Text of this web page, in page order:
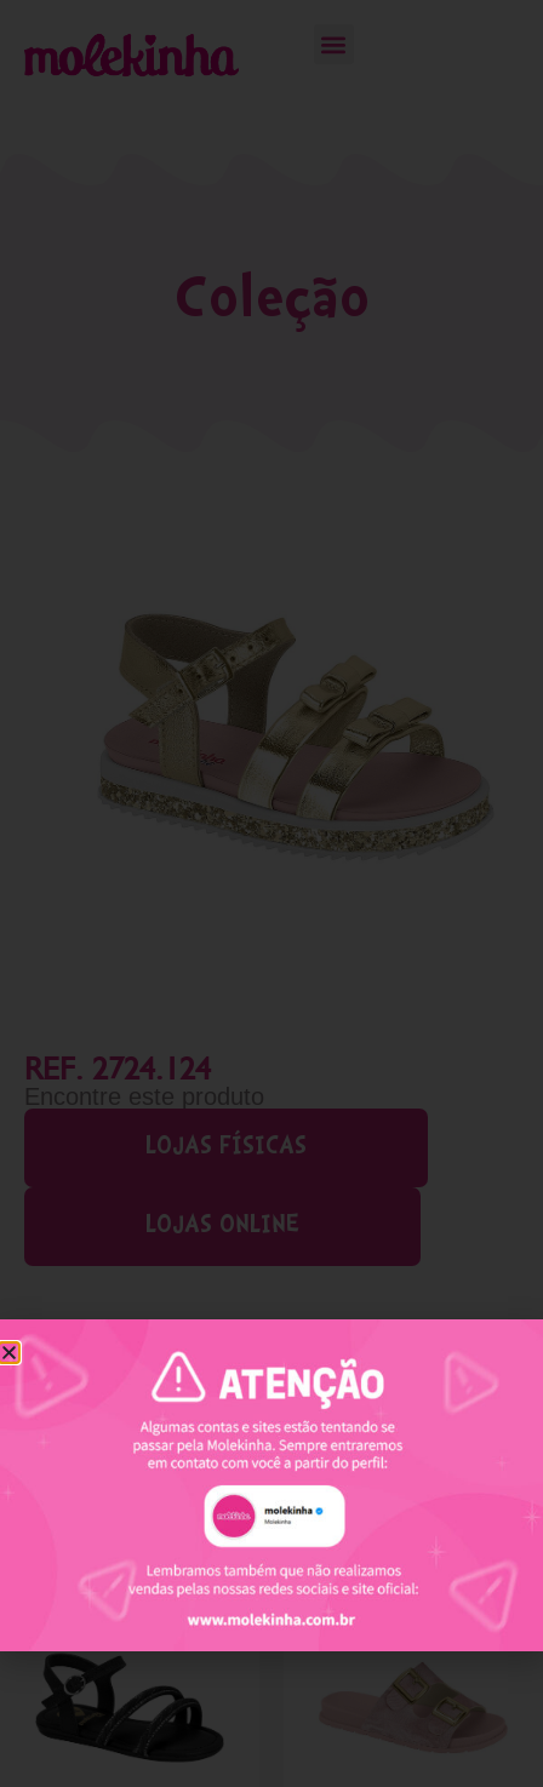
Coleção
REF. 2724.124
Encontre este produto
LOJAS FÍSICAS
LOJAS ONLINE
Produtos relacionados